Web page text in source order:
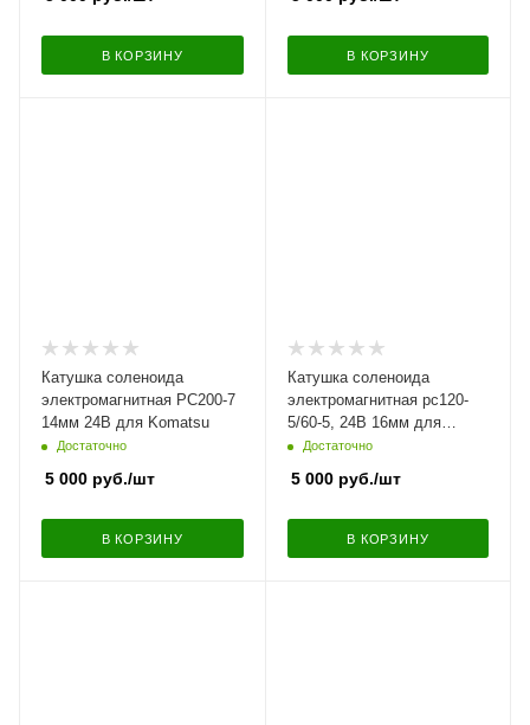
В КОРЗИНУ В КОРЗИНУ
Катушка соленоида
электромагнитная PC200-7
14мм 24В для Komatsu
Достаточно
5 000 руб./шт
В КОРЗИНУ
Катушка соленоида
электромагнитная pc120-
5/60-5, 24В 16мм для
Кomatsu
Достаточно
5 000руб./шт
В КОРЗИНУ